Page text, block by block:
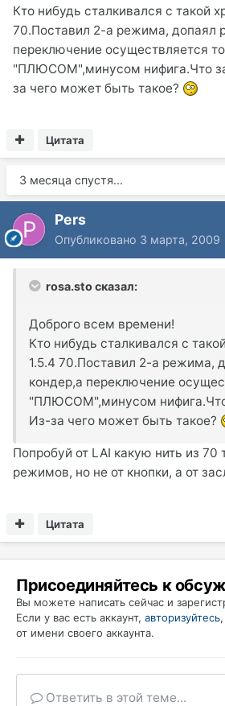
Кто нибудь сталкивался с такой
70.Поставил 2-а режима, допаял
переключение осуществляется
"ПЛЮСОМ",минусом нифига.Что
за чего может быть такое?
Цитата
3 месяца спустя...
Pers
Опубликовано 3 марта, 2009
rosa.sto сказал:
Доброго всем времени!
Кто нибудь сталкивался с
1.5.4 70.Поставил 2-а режима,
кондер,а переключение
"ПЛЮСОМ",минусом нифига.Что
Из-за чего может быть такое?
Попробуй от LAI какую нить из 70
режимов, но не от кнопки, а от
Цитата
Присоединяйтесь к
Вы можете написать сейчас и
Если у вас есть аккаунт, авторизуйтесь
от имени своего аккаунта.
Ответить в этой теме...